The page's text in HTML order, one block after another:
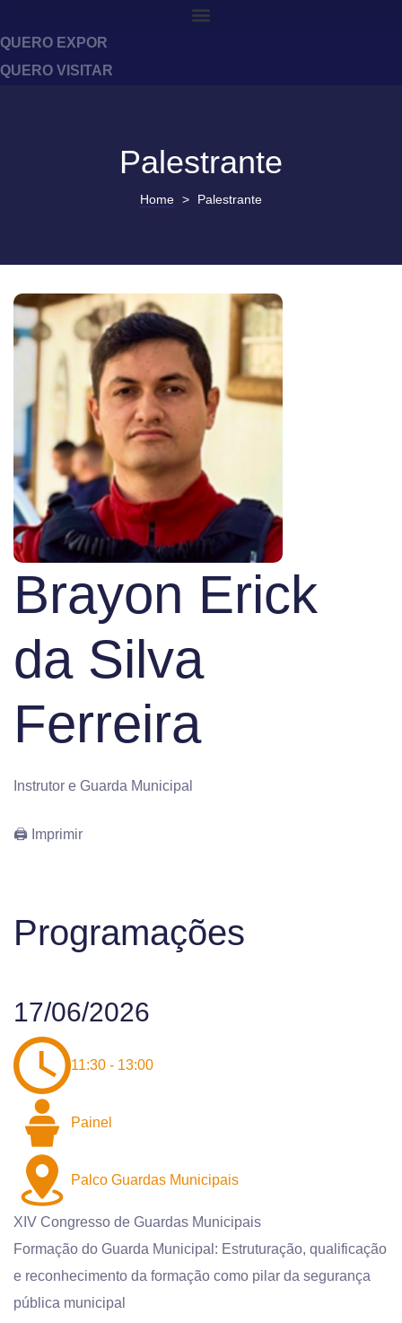
QUERO EXPOR
QUERO VISITAR
Palestrante
Home > Palestrante
Brayon Erick
da Silva
Ferreira
Instrutor e Guarda Municipal
🖨 Imprimir
Programações
17/06/2026
11:30 - 13:00
Painel
Palco Guardas Municipais
XIV Congresso de Guardas Municipais
Formação do Guarda Municipal: Estruturação, qualificação
e reconhecimento da formação como pilar da segurança
pública municipal